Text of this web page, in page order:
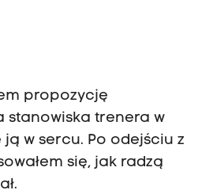
propozycję
trenera w
w sercu. Po odejściu z
się, jak radzą